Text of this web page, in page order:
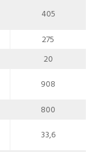
405
275
20
908
800
33,6